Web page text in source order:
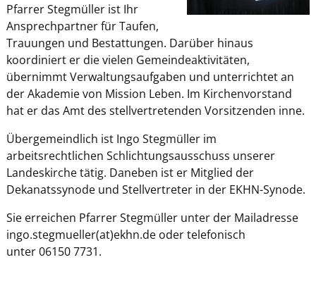
Pfarrer Stegmüller ist Ihr
Ansprechpartner für Taufen,
Trauungen und Bestattungen. Darüber hinaus
koordiniert er die vielen Gemeindeaktivitäten,
übernimmt Verwaltungsaufgaben und unterrichtet an
der Akademie von Mission Leben. Im Kirchenvorstand
hat er das Amt des stellvertretenden Vorsitzenden inne.
Übergemeindlich ist Ingo Stegmüller im
arbeitsrechtlichen Schlichtungsausschuss unserer
Landeskirche tätig. Daneben ist er Mitglied der
Dekanatssynode und Stellvertreter in der EKHN-Synode.
Sie erreichen Pfarrer Stegmüller unter der Mailadresse
ingo.stegmueller(at)ekhn.de oder telefonisch
unter 06150 7731.